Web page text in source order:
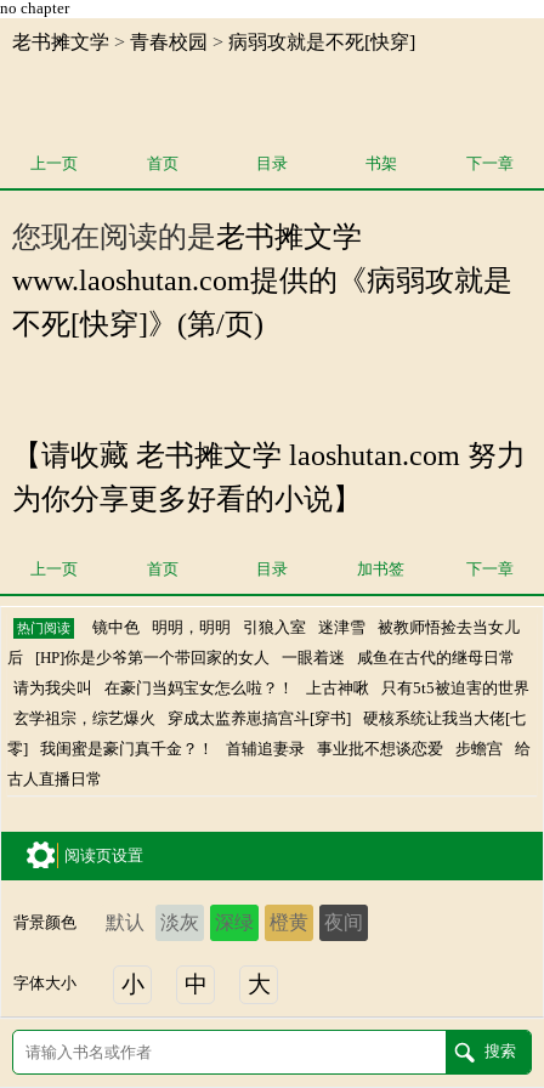
no chapter
老书摊文学 > 青春校园 > 病弱攻就是不死[快穿]
上一页 首页 目录 书架 下一章
您现在阅读的是老书摊文学
www.laoshutan.com提供的《病弱攻就是
不死[快穿]》(第/页)
【请收藏 老书摊文学 laoshutan.com 努力
为你分享更多好看的小说】
上一页 首页 目录 加书签 下一章
热门阅读 镜中色 明明，明明 引狼入室 迷津雪
被教师悟捡去当女儿
后
[HP]你是少爷第一个带回家的女人 一眼着迷
咸鱼在古代的继母日常
请为我尖叫
在豪门当妈宝女怎么啦？！ 上古神啾
只有5t5被迫害的世界
玄学祖宗，综艺爆火
穿成太监养崽搞宫斗[穿书]
硬核系统让我当大佬[七
零]
我闺蜜是豪门真千金？！ 首辅追妻录 事业批不想谈恋爱 步蟾宫
给
古人直播日常
阅读页设置
背景颜色 默认 淡灰 深绿 橙黄 夜间
字体大小 小 中 大